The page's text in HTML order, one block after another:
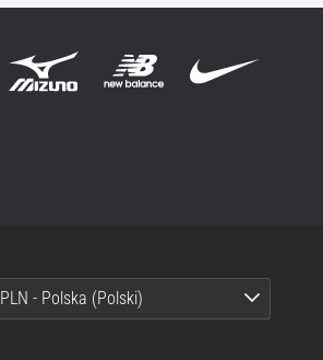
PLN - Polska (Polski)